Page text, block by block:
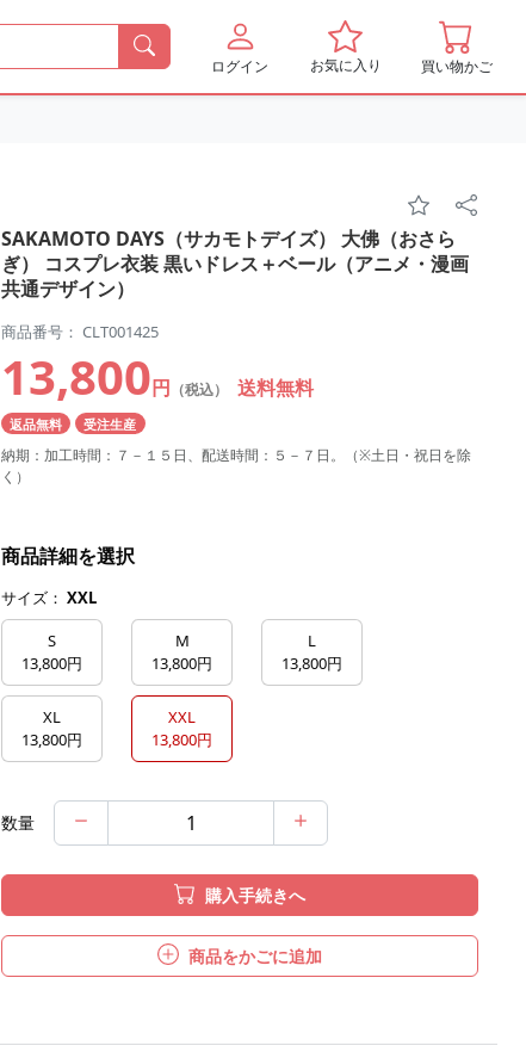
ログイン お気に入り 買い物かご
SAKAMOTO DAYS（サカモトデイズ） 大佛（おさら
ぎ） コスプレ衣装 黒いドレス＋ベール（アニメ・漫画
共通デザイン）
商品番号： CLT001425
13,800円 （税込） 送料無料
返品無料 受注生産
納期：加工時間：７－１５日、配送時間：５－７日。（※土日・祝日を除
く）
商品詳細を選択
サイズ： XXL
S
13,800円
M
13,800円
L
13,800円
XL
13,800円
XXL
13,800円
数量
購入手続きへ
商品をかごに追加